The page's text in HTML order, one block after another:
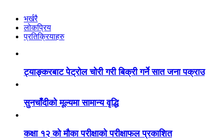
भर्खरै
लोकप्रिय
प्रतिक्रियाहरु
ट्याङ्करबाट पेट्रोल चोरी गरी बिक्री गर्ने सात जना पक्राउ
सुनचाँदीको मूल्यमा सामान्य वृद्धि
कक्षा १२ को मौका परीक्षाको परीक्षाफल प्रकाशित